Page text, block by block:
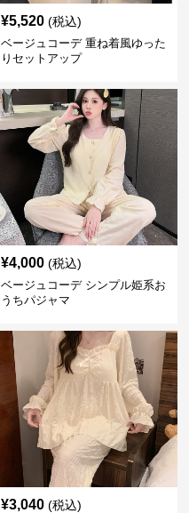
¥5,520 (税込)
ベージュコーデ 重ね着風ゆった
りセットアップ
¥4,000 (税込)
ベージュコーデ シンプル姫系お
うちパジャマ
¥3,040 (税込)